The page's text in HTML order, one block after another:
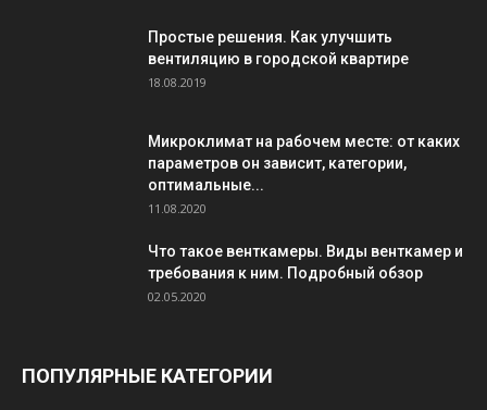
Простые решения. Как улучшить
вентиляцию в городской квартире
18.08.2019
Микроклимат на рабочем месте: от каких
параметров он зависит, категории,
оптимальные...
11.08.2020
Что такое венткамеры. Виды венткамер и
требования к ним. Подробный обзор
02.05.2020
ПОПУЛЯРНЫЕ КАТЕГОРИИ